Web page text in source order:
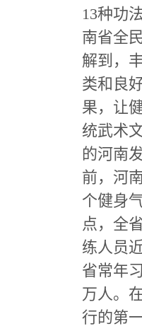
13种功
南省全
解到，
类和良
果，让
统武术
的河南
前，河
个健身
点，全
练人员
省常年
万人。
行的第